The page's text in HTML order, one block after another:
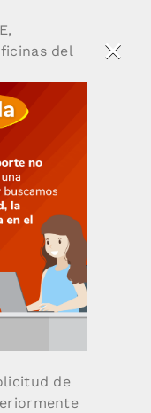
del
de
×